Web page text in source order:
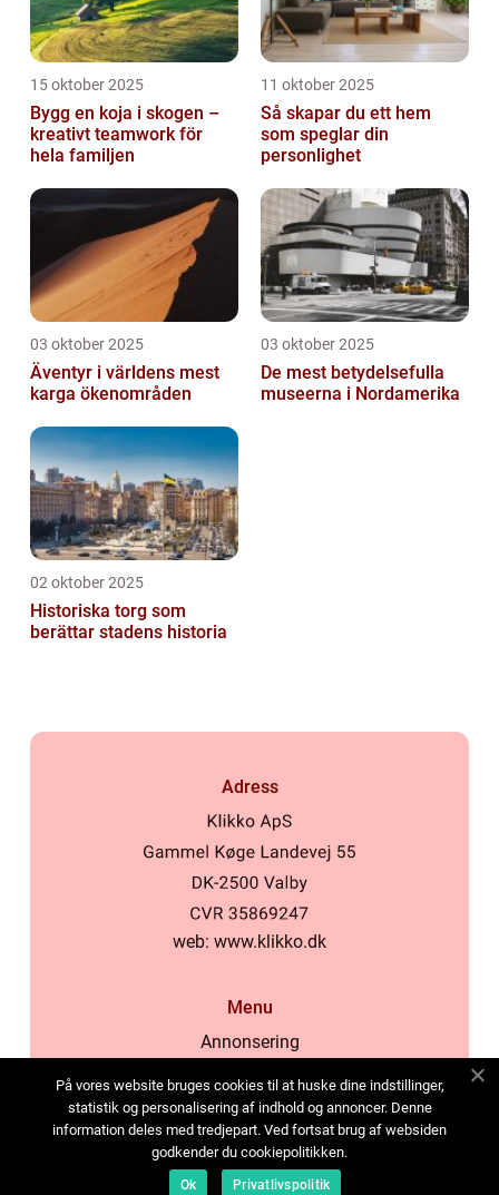
15 oktober 2025
Bygg en koja i skogen –
kreativt teamwork för
hela familjen
11 oktober 2025
Så skapar du ett hem
som speglar din
personlighet
03 oktober 2025
Äventyr i världens mest
karga ökenområden
03 oktober 2025
De mest betydelsefulla
museerna i Nordamerika
02 oktober 2025
Historiska torg som
berättar stadens historia
Adress
web: www.klikko.dk
Menu
Annonsering
Cookies
Kontakta oss
Sitemap
På vores website bruges cookies til at huske dine indstillinger,
statistik og personalisering af indhold og annoncer. Denne
information deles med tredjepart. Ved fortsat brug af websiden
godkender du cookiepolitikken.
Ok Privatlivspolitik